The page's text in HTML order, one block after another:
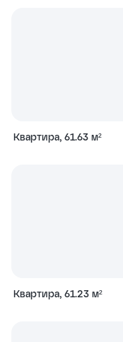
Квартира, 61.63 м²
Квартира, 61.23 м²